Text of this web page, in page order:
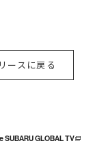
ースに戻る
SUBARU GLOBAL TV